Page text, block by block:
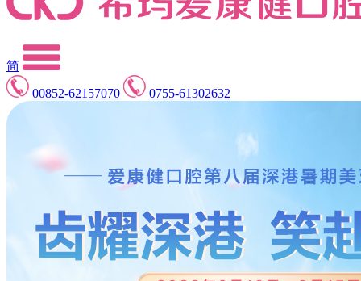
简
00852-62157070
0755-61302632